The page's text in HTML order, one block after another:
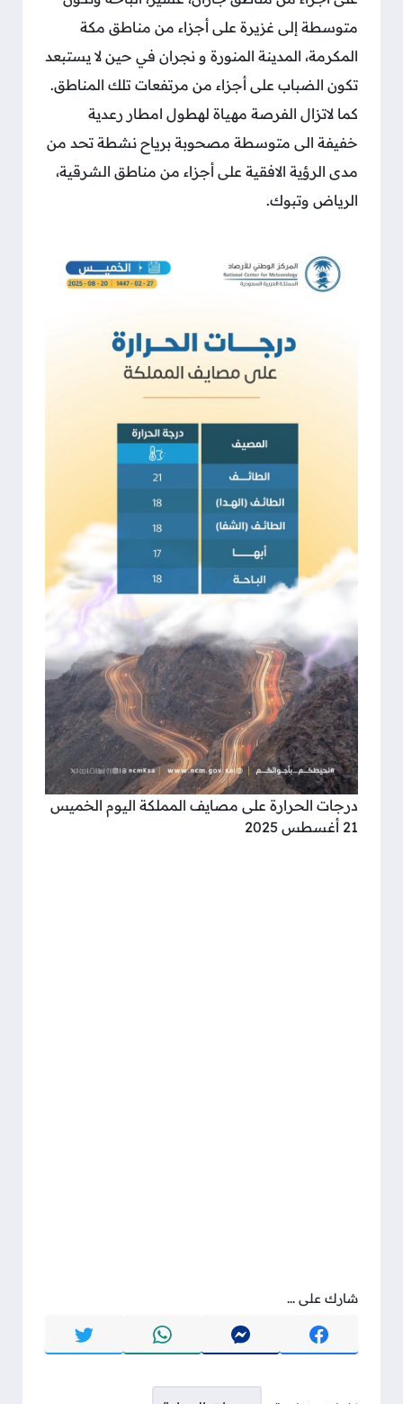
متوسطة إلى غزيرة على أجزاء من مناطق مكة
المكرمة، المدينة المنورة و نجران في حين لا يستبعد
تكون الضباب على أجزاء من مرتفعات تلك المناطق.
كما لاتزال الفرصة مهياة لهطول امطار رعدية
خفيفة الى متوسطة مصحوبة برياح نشطة تحد من
مدى الرؤية الافقية على أجزاء من مناطق الشرقية،
الرياض وتبوك.
درجات الحرارة على مصايف المملكة اليوم الخميس
21 أغسطس 2025
شارك على ...